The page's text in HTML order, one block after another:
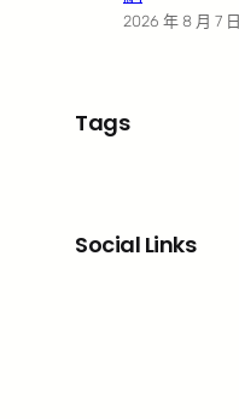
2026 年 8 月 7 日
Tags
Social Links